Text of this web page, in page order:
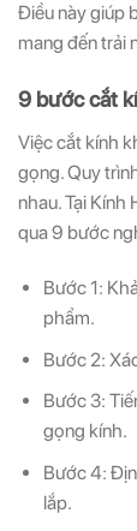
Điều này giúp
mang đến trải
9 bước cắt
Việc cắt kính
gọng. Quy
nhau. Tại
qua 9 bước
Bước 1:
phẩm.
Bước 2:
Bước 3:
gọng kính.
Bước 4:
lắp.